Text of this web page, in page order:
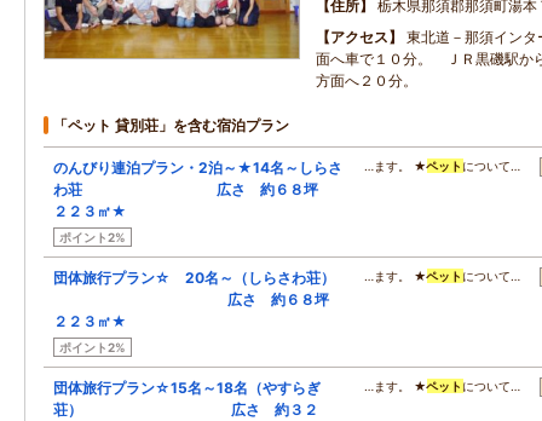
住所
栃木県那須郡那須町湯本
アクセス
東北道－那須イン
面へ車で１０分。 ＪＲ黒磯駅か
方面へ２０分。
「ペット 貸別荘」を含む宿泊プラン
のんびり連泊プラン・2泊～★14名～しらさ
わ荘 広さ 約６８坪
２２３㎡★
ポイント2%
…ます。 ★ペット について…
団体旅行プラン☆ 20名～（しらさわ荘）
広さ 約６８坪
２２３㎡★
ポイント2%
…ます。 ★ペット について…
団体旅行プラン☆15名～18名（やすらぎ
荘） 広さ 約３２
…ます。 ★ペット について…